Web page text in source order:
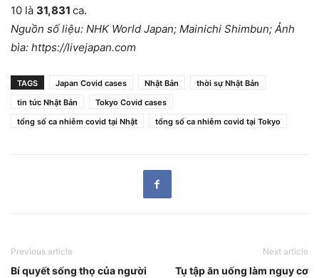
10 là 31,831 ca.
Nguồn số liệu: NHK World Japan; Mainichi Shimbun; Ảnh
bìa: https://livejapan.com
TAGS Japan Covid cases Nhật Bản
thời sự Nhật Bản
tin tức Nhật Bản
Tokyo Covid cases
tổng số ca nhiễm covid tại Nhật
tổng số ca nhiễm covid tại Tokyo
Previous article
Bí quyết sống thọ của người
Next article
Tụ tập ăn uống làm nguy cơ